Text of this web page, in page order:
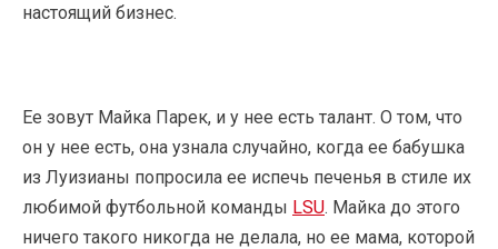
настоящий бизнес.
Ее зовут Майка Парек, и у нее есть талант. О том, что
он у нее есть, она узнала случайно, когда ее бабушка
из Луизианы попросила ее испечь печенья в стиле их
любимой футбольной команды LSU. Майка до этого
ничего такого никогда не делала, но ее мама, которой